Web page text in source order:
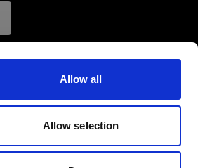
Allow all
Allow selection